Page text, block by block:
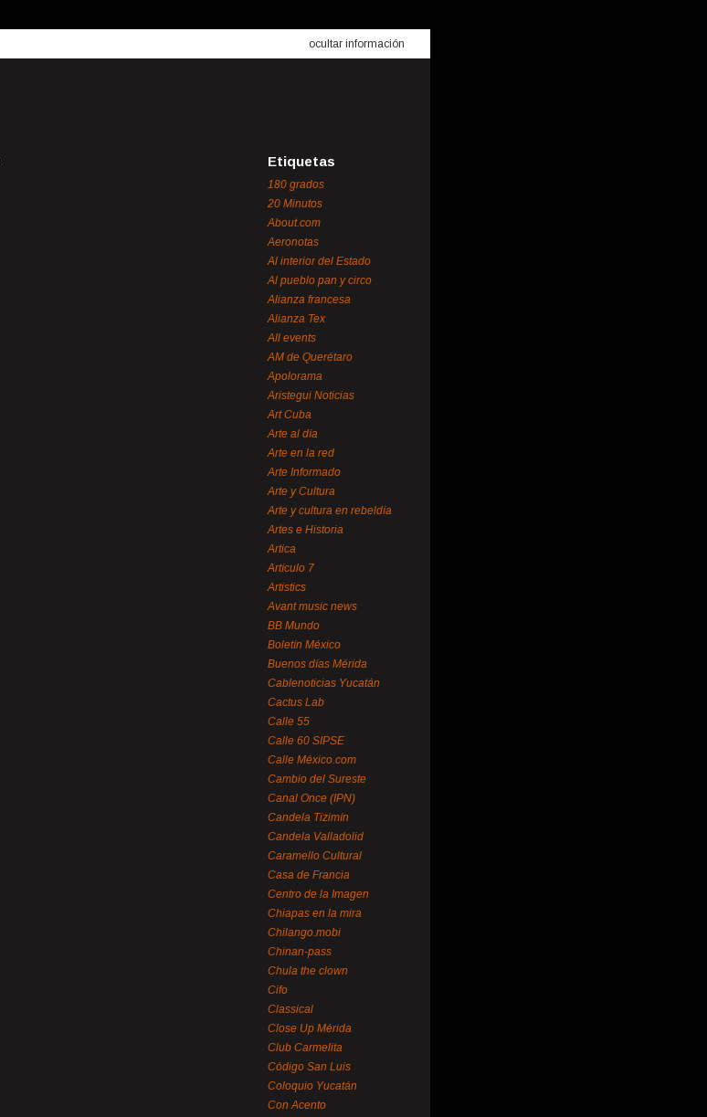
ocultar información
Etiquetas
180 grados
20 Minutos
About.com
Aeronotas
Al interior del Estado
Al pueblo pan y circo
Alianza francesa
Alianza Tex
All events
AM de Querétaro
Apolorama
Aristegui Noticias
Art Cuba
Arte al día
Arte en la red
Arte Informado
Arte y Cultura
Arte y cultura en rebeldía
Artes e Historia
Artica
Artículo 7
Artistics
Avant music news
BB Mundo
Boletín México
Buenos días Mérida
Cablenoticias Yucatán
Cactus Lab
Calle 55
Calle 60 SIPSE
Calle México.com
Cambio del Sureste
Canal Once (IPN)
Candela Tizimín
Candela Valladolid
Caramello Cultural
Casa de Francia
Centro de la Imagen
Chiapas en la mira
Chilango.mobi
Chinan-pass
Chula the clown
Cifo
Classical
Close Up Mérida
Club Carmelita
Código San Luis
Coloquio Yucatán
Con Acento